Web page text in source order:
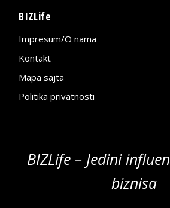
BIZLife
Impresum/O nama
Kontakt
Mapa sajta
Politika privatnosti
BIZLife – Jedini
biznisa